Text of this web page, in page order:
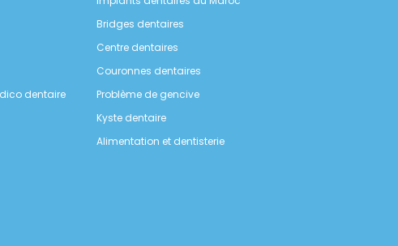
dentaire
Bridges dentaires
Centre dentaires
Couronnes dentaires
Problème de gencive
Kyste dentaire
Alimentation et dentisterie